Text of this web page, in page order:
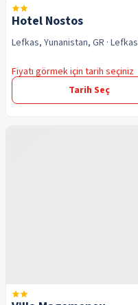
Hotel Nostos
Lefkas, Yunanistan, GR · Lefkas
Fiyatı görmek için tarih seçiniz
Tarih Seç